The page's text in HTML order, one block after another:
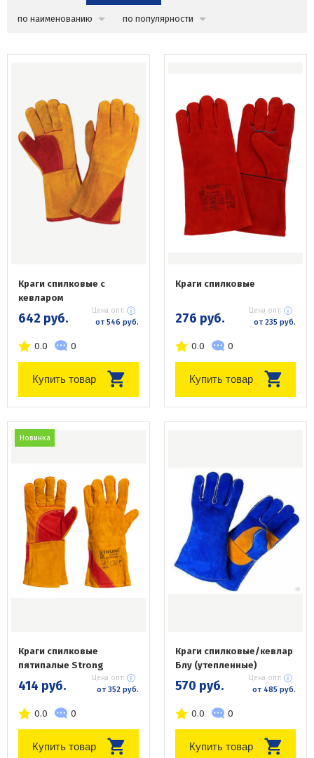
по наименованию по популярности
Краги спилковые с
кевларом
642 руб. Цена опт:
от 546 руб.
0.0 0
Купить товар
Краги спилковые
276 руб. Цена опт:
от 235 руб.
0.0 0
Купить товар
Новинка
Краги спилковые
пятипалые Strong
414 руб. Цена опт:
от 352 руб.
0.0 0
Купить товар
Краги спилковые/кевлар
Блу (утепленные)
570 руб. Цена опт:
от 485 руб.
0.0 0
Купить товар